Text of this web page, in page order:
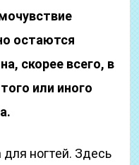
остаются
скорее всего, в
или иного
ногтей. Здесь